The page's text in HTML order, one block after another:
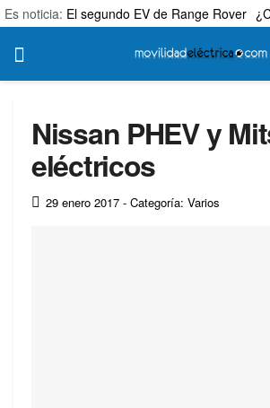
Es noticia: El segundo EV de Range Rover
Nissan PHEV y
eléctricos
29 enero 2017 - Categoría: Varios